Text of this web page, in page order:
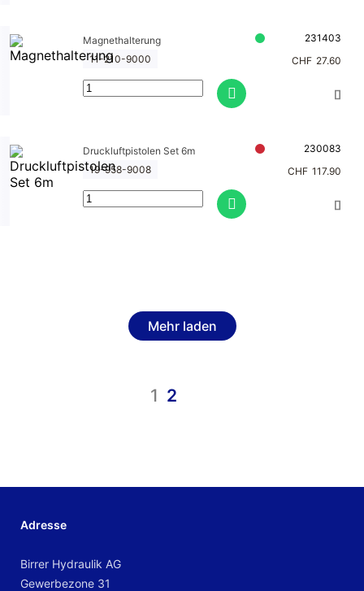
Magnethalterung
231403
11-210-9000
CHF 27.60
Druckluftpistolen Set 6m
230083
19-958-9008
CHF 117.90
Mehr laden
1 2
Adresse
Birrer Hydraulik AG
Gewerbezone 31